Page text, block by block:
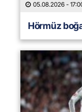
05.08.2026 -
Hörmüz